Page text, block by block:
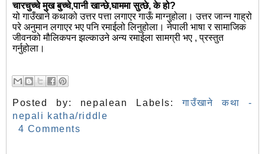
चारचुच्चे मुख बुच्चे,पानी खान्छे,घाममा सुत्छे, के हो?
यो गाउँखाने कथाको उत्तर पत्ता लगाएर गाऊँ माग्नुहोला। उत्तर जान्न गाह्रो
परे अनुमान लगाएर भए पनि रमाईलो लिनुहोला। नेपाली भाषा र सामाजिक
जीवनको मौलिकपन झल्काउने अन्य रमाईला सामग्री भए , प्रस्तुत
गर्नुहोला।
Posted by: nepalean Labels:गाउँखाने कथा -
nepali katha/riddle
4 Comments